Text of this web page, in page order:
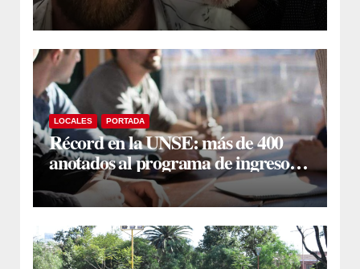
LOCALES PORTADA
Récord en la UNSE: más de 400
anotados al programa de ingreso
sin secundario